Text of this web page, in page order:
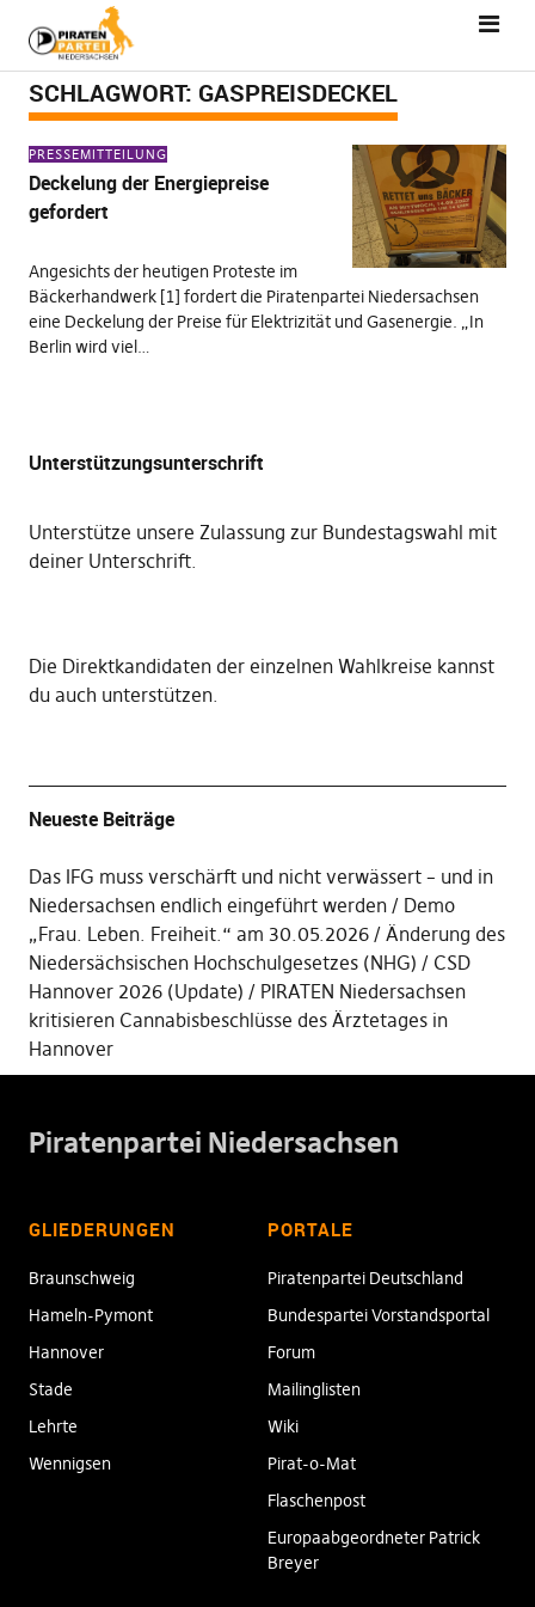
SCHLAGWORT: GASPREISDECKEL
PRESSEMITTEILUNG
Deckelung der Energiepreise
gefordert
Angesichts der heutigen Proteste im
Bäckerhandwerk [1] fordert die Piratenpartei Niedersachsen
eine Deckelung der Preise für Elektrizität und Gasenergie. „In
Berlin wird viel…
Unterstützungsunterschrift
Unterstütze unsere Zulassung zur Bundestagswahl mit
deiner Unterschrift.
Die Direktkandidaten der einzelnen Wahlkreise kannst
du auch unterstützen.
Neueste Beiträge
Das IFG muss verschärft und nicht verwässert – und in
Niedersachsen endlich eingeführt werden
Demo
„Frau. Leben. Freiheit.“ am 30.05.2026
Änderung des
Niedersächsischen Hochschulgesetzes (NHG)
CSD
Hannover 2026 (Update)
PIRATEN Niedersachsen
kritisieren Cannabisbeschlüsse des Ärztetages in
Hannover
Piratenpartei Niedersachsen
GLIEDERUNGEN
Braunschweig
Hameln-Pymont
Hannover
Stade
Lehrte
Wennigsen
PORTALE
Piratenpartei Deutschland
Bundespartei Vorstandsportal
Forum
Mailinglisten
Wiki
Pirat-o-Mat
Flaschenpost
Europaabgeordneter Patrick
Breyer